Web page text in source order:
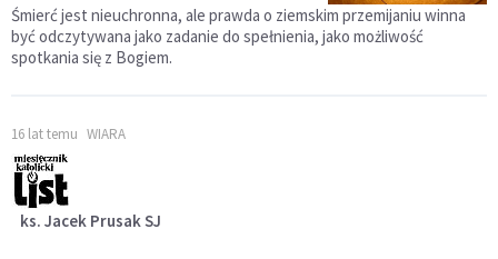
Śmierć jest nieuchronna, ale prawda o ziemskim przemijaniu winna
być odczytywana jako zadanie do spełnienia, jako możliwość
spotkania się z Bogiem.
16 lat temu WIARA
ks. Jacek Prusak SJ